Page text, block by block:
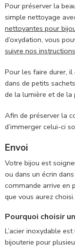
Pour préserver la
simple nettoyage
nettoyantes pour
d’oxydation, vous
suivre nos instructions
Pour les faire durer,
dans de petits
de la lumière et de la
Afin de préserver la
d’immerger celui-ci
Envoi
Votre bijou est
ou dans un écrin
commande arrive en
que vous aurez choisi.
Pourquoi choisir
L’acier inoxydable
bijouterie pour